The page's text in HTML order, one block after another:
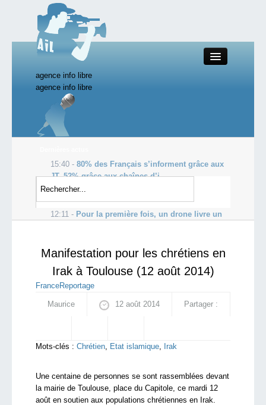
agence info libre
Close
Productions AIL
Starting Doc
agence info libre
15:40 - 80% des Français s’informent grâce aux
JT, 52% grâce aux chaînes d’i...
14:45 -Netanyahu défend la « moralité » de
l’armée après la...
12:11 - Pour la première fois, un drone livre un
Manifestation pour les chrétiens en
Irak à Toulouse (12 août 2014)
FranceReportage
Maurice 12 août 2014 Partager :
Mots-clés : Chrétien, Etat islamique, Irak
Une centaine de personnes se sont rassemblées devant
la mairie de Toulouse, place du Capitole, ce mardi 12
août en soutien aux populations chrétiennes en Irak.